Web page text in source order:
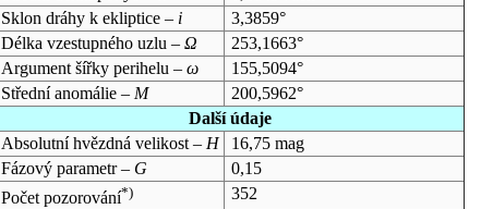
Sklon dráhy k ekliptice – i
3,3859°
Délka vzestupného uzlu – Ω
253,1663°
Argument šířky perihelu – ω
155,5094°
Střední anomálie – M
200,5962°
Další údaje
Absolutní hvězdná velikost – H
16,75 mag
Fázový parametr – G
0,15
Počet pozorování*)
352